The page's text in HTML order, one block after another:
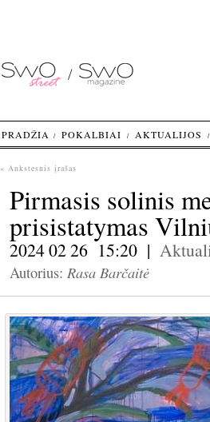
« Ankstesnis įrašas
Pirmasis solinis
prisistatymas
2024 02 26 15:20 |
Autorius: Rasa Barčaitė
PRADŽIA POKALBIAI AKTUALIJOS